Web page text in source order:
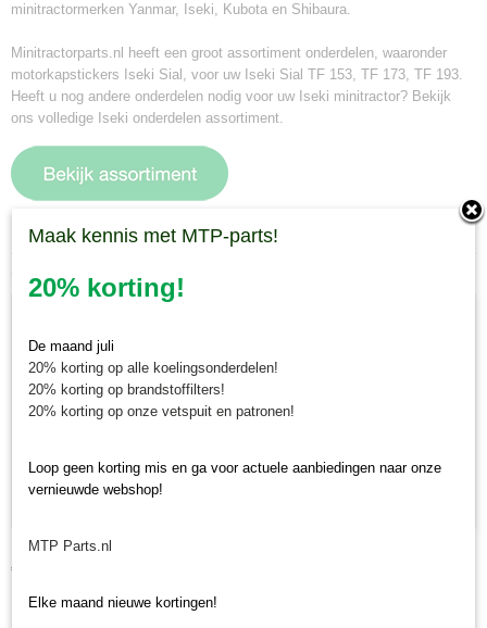
minitractormerken Yanmar, Iseki, Kubota en Shibaura.
Minitractorparts.nl heeft een groot assortiment onderdelen, waaronder
motorkapstickers Iseki Sial, voor uw Iseki Sial TF 153, TF 173, TF 193.
Heeft u nog andere onderdelen nodig voor uw Iseki minitractor? Bekijk
ons volledige Iseki onderdelen assortiment.
Ook interessant
Motorkapstickers Kubota B
€ 29,83
Maak kennis met MTP-parts!
20% korting!
De maand juli
20% korting op alle koelingsonderdelen!
20% korting op brandstoffilters!
20% korting op onze vetspuit en patronen!
Loop geen korting mis en ga voor actuele aanbiedingen naar onze
vernieuwde webshop!
MTP Parts.nl
Elke maand nieuwe kortingen!